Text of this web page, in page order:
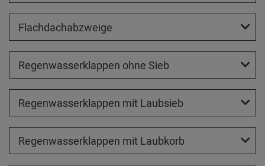
Flachdachabzweige
Regenwasserklappen ohne Sieb
Regenwasserklappen mit Laubsieb
Regenwasserklappen mit Laubkorb